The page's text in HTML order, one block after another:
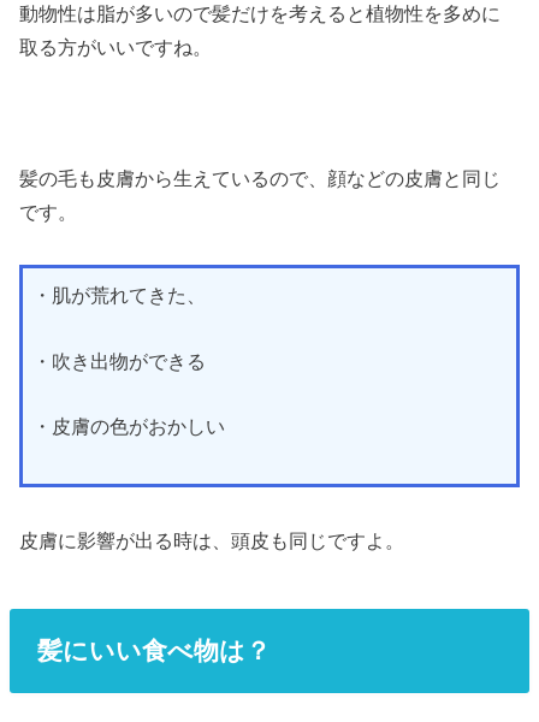
動物性は脂が多いので髪だけを考えると植物性を多めに
取る方がいいですね。
髪の毛も皮膚から生えているので、顔などの皮膚と同じ
です。
・肌が荒れてきた、
・吹き出物ができる
・皮膚の色がおかしい
皮膚に影響が出る時は、頭皮も同じですよ。
髪にいい食べ物は？